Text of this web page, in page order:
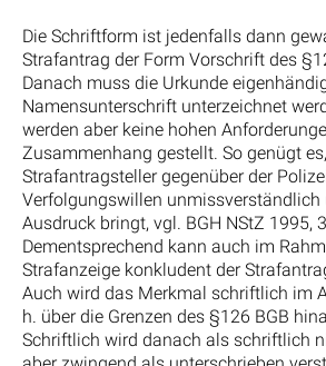
Die Schriftform ist jedenfalls dann
Strafantrag der Form Vorschrift des
Danach muss die Urkunde
Namensunterschrift unterzeichnet
werden aber keine hohen
Zusammenhang gestellt. So genügt
Strafantragsteller gegenüber der
Verfolgungswillen
Ausdruck bringt, vgl. BGH NStZ 1995,
Dementsprechend kann auch im
Strafanzeige konkludent der
Auch wird das Merkmal schriftlich im
h. über die Grenzen des §126 BGB
Schriftlich wird danach als schriftlich